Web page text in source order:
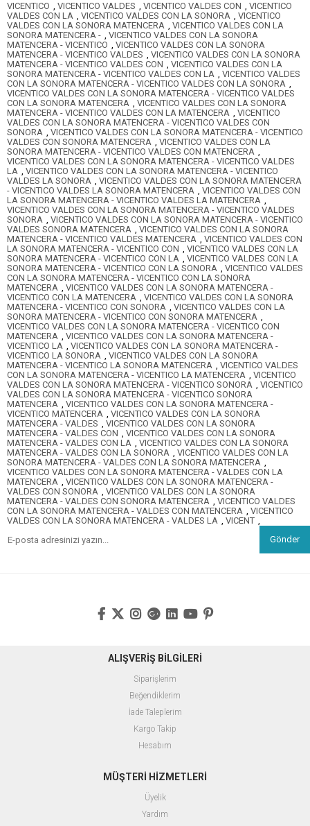
VICENTICO , VICENTICO VALDES , VICENTICO VALDES CON , VICENTICO
VALDES CON LA , VICENTICO VALDES CON LA SONORA , VICENTICO
VALDES CON LA SONORA MATENCERA , VICENTICO VALDES CON LA
SONORA MATENCERA - , VICENTICO VALDES CON LA SONORA
MATENCERA - VICENTICO , VICENTICO VALDES CON LA SONORA
MATENCERA - VICENTICO VALDES , VICENTICO VALDES CON LA SONORA
MATENCERA - VICENTICO VALDES CON , VICENTICO VALDES CON LA
SONORA MATENCERA - VICENTICO VALDES CON LA , VICENTICO VALDES
CON LA SONORA MATENCERA - VICENTICO VALDES CON LA SONORA ,
VICENTICO VALDES CON LA SONORA MATENCERA - VICENTICO VALDES
CON LA SONORA MATENCERA , VICENTICO VALDES CON LA SONORA
MATENCERA - VICENTICO VALDES CON LA MATENCERA , VICENTICO
VALDES CON LA SONORA MATENCERA - VICENTICO VALDES CON
SONORA , VICENTICO VALDES CON LA SONORA MATENCERA - VICENTICO
VALDES CON SONORA MATENCERA , VICENTICO VALDES CON LA
SONORA MATENCERA - VICENTICO VALDES CON MATENCERA ,
VICENTICO VALDES CON LA SONORA MATENCERA - VICENTICO VALDES
LA , VICENTICO VALDES CON LA SONORA MATENCERA - VICENTICO
VALDES LA SONORA , VICENTICO VALDES CON LA SONORA MATENCERA
- VICENTICO VALDES LA SONORA MATENCERA , VICENTICO VALDES CON
LA SONORA MATENCERA - VICENTICO VALDES LA MATENCERA ,
VICENTICO VALDES CON LA SONORA MATENCERA - VICENTICO VALDES
SONORA , VICENTICO VALDES CON LA SONORA MATENCERA - VICENTICO
VALDES SONORA MATENCERA , VICENTICO VALDES CON LA SONORA
MATENCERA - VICENTICO VALDES MATENCERA , VICENTICO VALDES CON
LA SONORA MATENCERA - VICENTICO CON , VICENTICO VALDES CON LA
SONORA MATENCERA - VICENTICO CON LA , VICENTICO VALDES CON LA
SONORA MATENCERA - VICENTICO CON LA SONORA , VICENTICO VALDES
CON LA SONORA MATENCERA - VICENTICO CON LA SONORA
MATENCERA , VICENTICO VALDES CON LA SONORA MATENCERA -
VICENTICO CON LA MATENCERA , VICENTICO VALDES CON LA SONORA
MATENCERA - VICENTICO CON SONORA , VICENTICO VALDES CON LA
SONORA MATENCERA - VICENTICO CON SONORA MATENCERA ,
VICENTICO VALDES CON LA SONORA MATENCERA - VICENTICO CON
MATENCERA , VICENTICO VALDES CON LA SONORA MATENCERA -
VICENTICO LA , VICENTICO VALDES CON LA SONORA MATENCERA -
VICENTICO LA SONORA , VICENTICO VALDES CON LA SONORA
MATENCERA - VICENTICO LA SONORA MATENCERA , VICENTICO VALDES
CON LA SONORA MATENCERA - VICENTICO LA MATENCERA , VICENTICO
VALDES CON LA SONORA MATENCERA - VICENTICO SONORA , VICENTICO
VALDES CON LA SONORA MATENCERA - VICENTICO SONORA
MATENCERA , VICENTICO VALDES CON LA SONORA MATENCERA -
VICENTICO MATENCERA , VICENTICO VALDES CON LA SONORA
MATENCERA - VALDES , VICENTICO VALDES CON LA SONORA
MATENCERA - VALDES CON , VICENTICO VALDES CON LA SONORA
MATENCERA - VALDES CON LA , VICENTICO VALDES CON LA SONORA
MATENCERA - VALDES CON LA SONORA , VICENTICO VALDES CON LA
SONORA MATENCERA - VALDES CON LA SONORA MATENCERA ,
VICENTICO VALDES CON LA SONORA MATENCERA - VALDES CON LA
MATENCERA , VICENTICO VALDES CON LA SONORA MATENCERA -
VALDES CON SONORA , VICENTICO VALDES CON LA SONORA
MATENCERA - VALDES CON SONORA MATENCERA , VICENTICO VALDES
CON LA SONORA MATENCERA - VALDES CON MATENCERA , VICENTICO
VALDES CON LA SONORA MATENCERA - VALDES LA , VICENT ,
Gönder
ALIŞVERİŞ BİLGİLERİ
Siparişlerim
Beğendiklerim
İade Taleplerim
Kargo Takip
Hesabım
MÜŞTERİ HİZMETLERİ
Üyelik
Yardım